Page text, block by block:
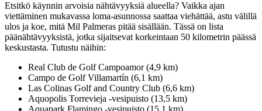
Etsitkö käynnin arvoisia nähtävyyksiä alueella? Vaikka ajan
viettäminen mukavassa loma-asunnossa saattaa viehättää, astu välillä
ulos ja koe, mitä Mil Palmeras pitää sisällään. Tässä on lista
päänähtävyyksistä, jotka sijaitsevat korkeintaan 50 kilometrin päässä
keskustasta. Tutustu näihin:
Real Club de Golf Campoamor (4,9 km)
Campo de Golf Villamartín (6,1 km)
Las Colinas Golf and Country Club (6,6 km)
Aquopolis Torrevieja -vesipuisto (13,5 km)